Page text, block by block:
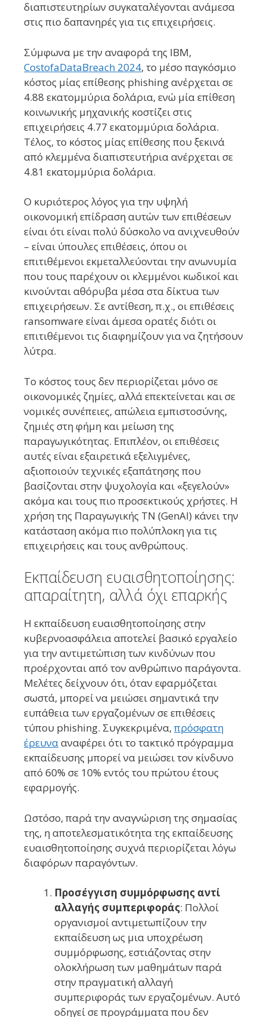
διαπιστευτηρίων συγκαταλέγονται ανάμεσα
στις πιο δαπανηρές για τις επιχειρήσεις.
Σύμφωνα με την αναφορά της IBM,
CostofaDataBreach 2024, το μέσο παγκόσμιο
κόστος μίας επίθεσης phishing ανέρχεται σε
4.88 εκατομμύρια δολάρια, ενώ μία επίθεση
κοινωνικής μηχανικής κοστίζει στις
επιχειρήσεις 4.77 εκατομμύρια δολάρια.
Τέλος, το κόστος μίας επίθεσης που ξεκινά
από κλεμμένα διαπιστευτήρια ανέρχεται σε
4.81 εκατομμύρια δολάρια.
Ο κυριότερος λόγος για την υψηλή
οικονομική επίδραση αυτών των επιθέσεων
είναι ότι είναι πολύ δύσκολο να ανιχνευθούν
– είναι ύπουλες επιθέσεις, όπου οι
επιτιθέμενοι εκμεταλλεύονται την ανωνυμία
που τους παρέχουν οι κλεμμένοι κωδικοί και
κινούνται αθόρυβα μέσα στα δίκτυα των
επιχειρήσεων. Σε αντίθεση, π.χ., οι επιθέσεις
ransomware είναι άμεσα ορατές διότι οι
επιτιθέμενοι τις διαφημίζουν για να ζητήσουν
λύτρα.
Το κόστος τους δεν περιορίζεται μόνο σε
οικονομικές ζημίες, αλλά επεκτείνεται και σε
νομικές συνέπειες, απώλεια εμπιστοσύνης,
ζημιές στη φήμη και μείωση της
παραγωγικότητας. Επιπλέον, οι επιθέσεις
αυτές είναι εξαιρετικά εξελιγμένες,
αξιοποιούν τεχνικές εξαπάτησης που
βασίζονται στην ψυχολογία και «ξεγελούν»
ακόμα και τους πιο προσεκτικούς χρήστες. Η
χρήση της Παραγωγικής ΤΝ (GenAI) κάνει την
κατάσταση ακόμα πιο πολύπλοκη για τις
επιχειρήσεις και τους ανθρώπους.
Εκπαίδευση ευαισθητοποίησης:
απαραίτητη, αλλά όχι επαρκής
Η εκπαίδευση ευαισθητοποίησης στην
κυβερνοασφάλεια αποτελεί βασικό εργαλείο
για την αντιμετώπιση των κινδύνων που
προέρχονται από τον ανθρώπινο παράγοντα.
Μελέτες δείχνουν ότι, όταν εφαρμόζεται
σωστά, μπορεί να μειώσει σημαντικά την
ευπάθεια των εργαζομένων σε επιθέσεις
τύπου phishing. Συγκεκριμένα, πρόσφατη
έρευνααναφέρει ότι το τακτικό πρόγραμμα
εκπαίδευσης μπορεί να μειώσει τον κίνδυνο
από 60% σε 10% εντός του πρώτου έτους
εφαρμογής.
Ωστόσο, παρά την αναγνώριση της σημασίας
της, η αποτελεσματικότητα της εκπαίδευσης
ευαισθητοποίησης συχνά περιορίζεται λόγω
διαφόρων παραγόντων.
Προσέγγιση συμμόρφωσης αντί
αλλαγής συμπεριφοράς: Πολλοί
οργανισμοί αντιμετωπίζουν την
εκπαίδευση ως μια υποχρέωση
συμμόρφωσης, εστιάζοντας στην
ολοκλήρωση των μαθημάτων παρά
στην πραγματική αλλαγή
συμπεριφοράς των εργαζομένων. Αυτό
οδηγεί σε προγράμματα που δεν